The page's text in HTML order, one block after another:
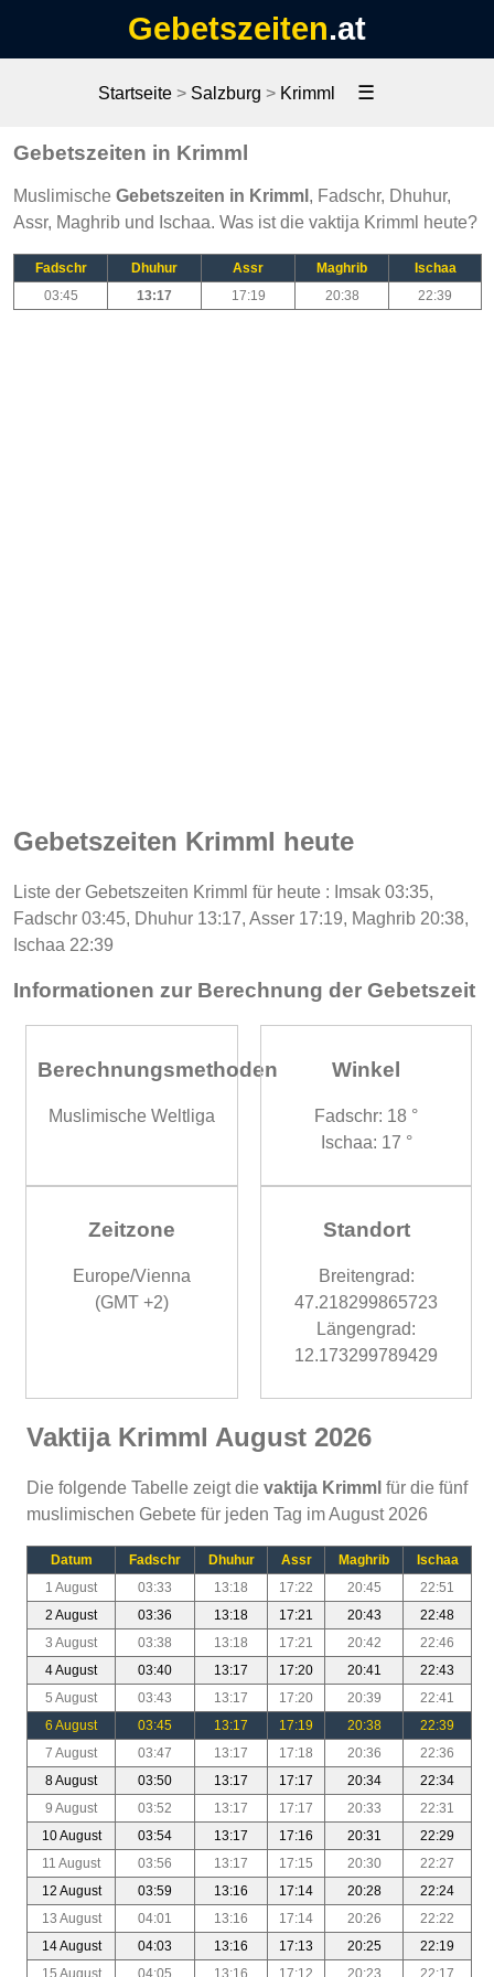
Gebetszeiten.at
Startseite> Salzburg > Krimml ☰
Gebetszeiten in Krimml
Muslimische Gebetszeiten in Krimml , Fadschr, Dhuhur,
Assr, Maghrib und Ischaa. Was ist die vaktija Krimml heute?
Fadschr Dhuhur Assr Maghrib
Ischaa
03:45
13:17 17:19 20:38 22:39
Gebetszeiten Krimml heute
Liste der Gebetszeiten Krimml für heute : Imsak 03:35,
Fadschr 03:45, Dhuhur 13:17, Asser 17:19, Maghrib 20:38,
Ischaa 22:39
Informationen zur Berechnung der Gebetszeit
Berechnungsmethoden
Muslimische Weltliga
Winkel
Fadschr: 18 °
Ischaa: 17 °
Zeitzone
Europe/Vienna
(GMT +2)
Standort
Breitengrad:
47.218299865723
Längengrad:
12.173299789429
Vaktija Krimml August 2026
Die folgende Tabelle zeigt die vaktija Krimml für die fünf
muslimischen Gebete für jeden Tag im August 2026
Datum Fadschr Dhuhur Assr Maghrib
Ischaa
1 August
03:33 13:18 17:22 20:45
22:51
2 August
03:36 13:18 17:21 20:43
22:48
3 August
03:38 13:18 17:21 20:42
22:46
4 August
03:40 13:17 17:20 20:41
22:43
5 August
03:43 13:17 17:20 20:39
22:41
6 August
03:45 13:17 17:19 20:38
22:39
7 August
03:47 13:17 17:18 20:36
22:36
8 August
03:50 13:17 17:17 20:34
22:34
9 August
03:52 13:17 17:17 20:33
22:31
10 August
03:54 13:17 17:16 20:31
22:29
11 August
03:56 13:17 17:15 20:30
22:27
12 August
03:59 13:16 17:14 20:28
22:24
13 August
04:01 13:16 17:14 20:26
22:22
14 August
04:03 13:16 17:13 20:25
22:19
15 August
04:05 13:16 17:12 20:23 22:17